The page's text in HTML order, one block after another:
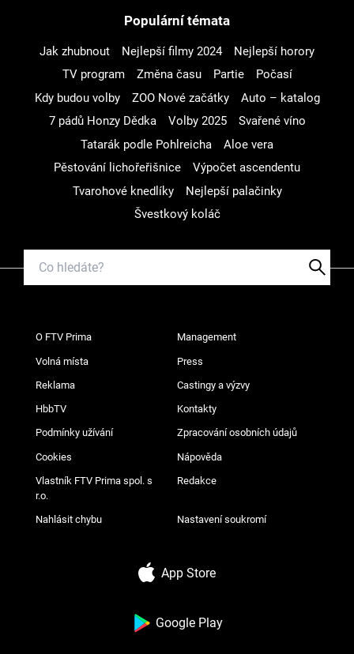
Populární témata
Jak zhubnout Nejlepší filmy 2024
Nejlepší horory
TV program
Změna času Partie
Počasí
Kdy budou volby
ZOO Nové začátky
Auto – katalog
7 pádů Honzy Dědka
Volby 2025
Svařené víno
Tatarák podle Pohlreicha
Aloe vera
Pěstování lichořeřišnice
Výpočet ascendentu
Tvarohové knedlíky
Nejlepší palačinky
Švestkový koláč
O FTV Prima Management
Volná místa Press
Reklama Castingy a výzvy
HbbTV Kontakty
Podmínky užívání Zpracování osobních údajů
Cookies Nápověda
Vlastník FTV Prima spol. s
r.o.
Redakce
Nahlásit chybu Nastavení soukromí
App Store
Google Play